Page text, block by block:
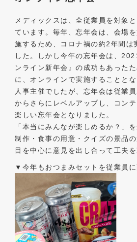
メディックスは、全従業員を対象
ています。毎年、忘年会は、会場
施するため、コロナ禍の約2年間は
した。しかし今年の忘年会は、
ンライン新年会』の成功もあった
に、オンラインで実施することと
人事主催でしたが、忘年会は従業
からさらにレベルアップし、コン
楽しい忘年会となりました。
「本当にみんなが楽しめるか？」
制作・食事の用意・クイズの景品
目を中心に意見を出し合って工夫を
▼今年もおつまみセットを従業員